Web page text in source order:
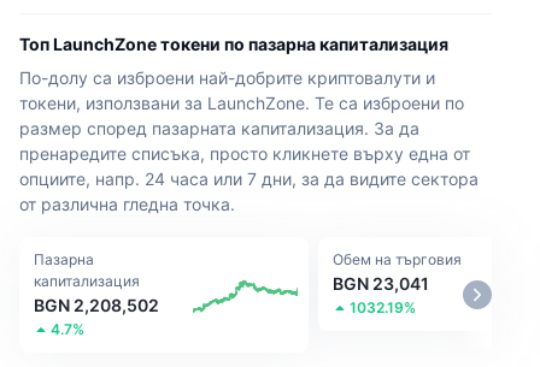
Категории
Исторически моментни снимки
Отключвания на токени
Продукти за доходност
Активи от реалния свят
Преглед на пазара
Спот пазар
Брой криптовалути
Биткойн хазни
БНБ хазни
Сигнали New
Популярни
Нов
Печеливши
Мем експолорър
Борси
Централизирани борси
Спот
Деривати
Децентрализирани борси
Community
Фийдове
Теми
Сесии на живо
API
API
Крипто API
Продукти
Продукти
Топ LaunchZone токени по пазарна капитализация
По-долу са изброени най-добрите криптовалути и
токени, използвани за LaunchZone. Те са изброени по
размер според пазарната капитализация. За да
пренаредите списъка, просто кликнете върху една от
опциите, напр. 24 часа или 7 дни, за да видите сектора
от различна гледна точка.
Пазарна
капитализация
BGN 2,208,502
4.7%
Обем на търговия
BGN 23,041
1032.19%